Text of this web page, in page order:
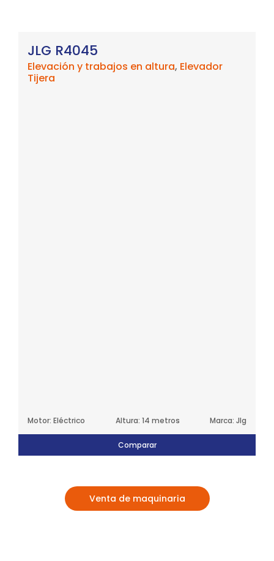
JLG R4045
Elevación y trabajos en altura, Elevador
Tijera
Motor: Eléctrico Altura: 14 metros Marca: Jlg
Comparar
Venta de maquinaria